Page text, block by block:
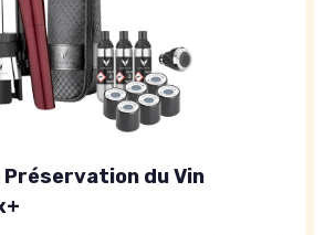
du Vin